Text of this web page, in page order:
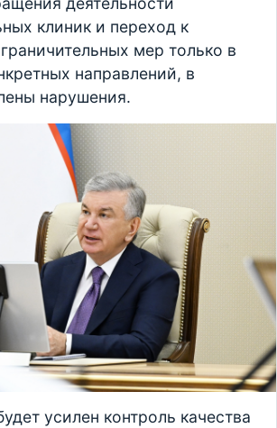
клиник и переход к
мер только в
направлений, в
нарушения.
усилен контроль качества